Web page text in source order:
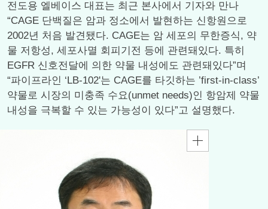
전도용 엘베이스 대표는 최근 본사에서 기자와 만나
“CAGE 단백질은 암과 정소에서 발현하는 신항원으로
2002년 처음 발견됐다. CAGE는 암 세포의 무한증식, 약
물 저항성, 세포사멸 회피기전 등에 관련돼있다. 특히
EGFR 신호전달에 의한 약물 내성에도 관련돼있다”며
“파이프라인 ‘LB-102'는 CAGE를 타깃하는 ’first-in-class’
약물로 시장의 미충족 수요(unmet needs)인 항암제 약물
내성을 극복할 수 있는 가능성이 있다”고 설명했다.